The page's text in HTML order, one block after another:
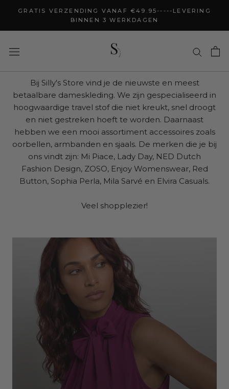
artikel
GRATIS VERZENDING VANAF €49.95-----LEVERING
BINNEN 3 WERKDAGEN
Bij Silly's Store vind je de nieuwste en meest
betaalbare dameskleding. We zijn gespecialiseerd in
hoogwaardige travel stof die niet kreukt, snel droogt
en niet gestreken hoeft te worden. Daarnaast
hebben we een mooi assortiment accessoires zoals
oorbellen, armbanden en sjaals. De merken die je bij
ons vindt zijn: Mi Piace, Lady Day, NED Dutch
Fashion Design, ZOSO, Enjoy Womenswear, Red
Button, Sophia Perla, Mila Sarvé en Elvira Casuals.
Veel shopplezier!